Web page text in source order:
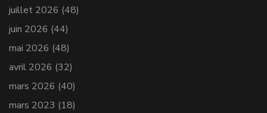
juillet 2026 (48)
juin 2026 (44)
mai 2026 (48)
avril 2026 (32)
mars 2026 (40)
mars 2023 (18)